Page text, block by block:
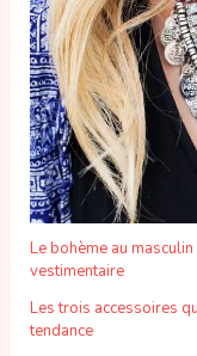
Le bohème au
vestimentaire
Les trois accessoires
tendance